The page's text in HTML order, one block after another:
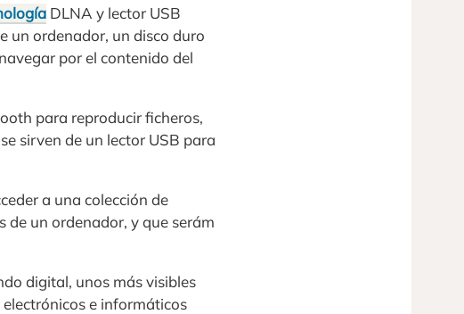
DLNA y lector USB
un ordenador, un disco duro
por el contenido del
para reproducir ficheros,
sirven de un lector USB para
a una colección de
de un ordenador, y que serám
digital, unos más visibles
e informáticos